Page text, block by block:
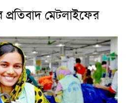
প্রতিবাদ মেটলাইফের